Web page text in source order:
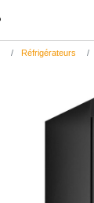
Réfrigérateurs